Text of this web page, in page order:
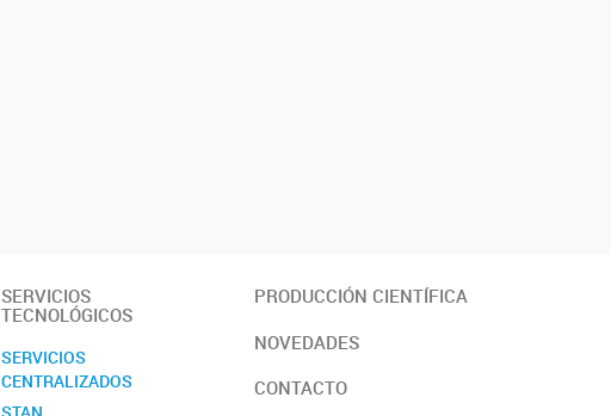
SERVICIOS
TECNOLÓGICOS
SERVICIOS
CENTRALIZADOS
PRODUCCIÓN CIENTÍFICA
NOVEDADES
CONTACTO